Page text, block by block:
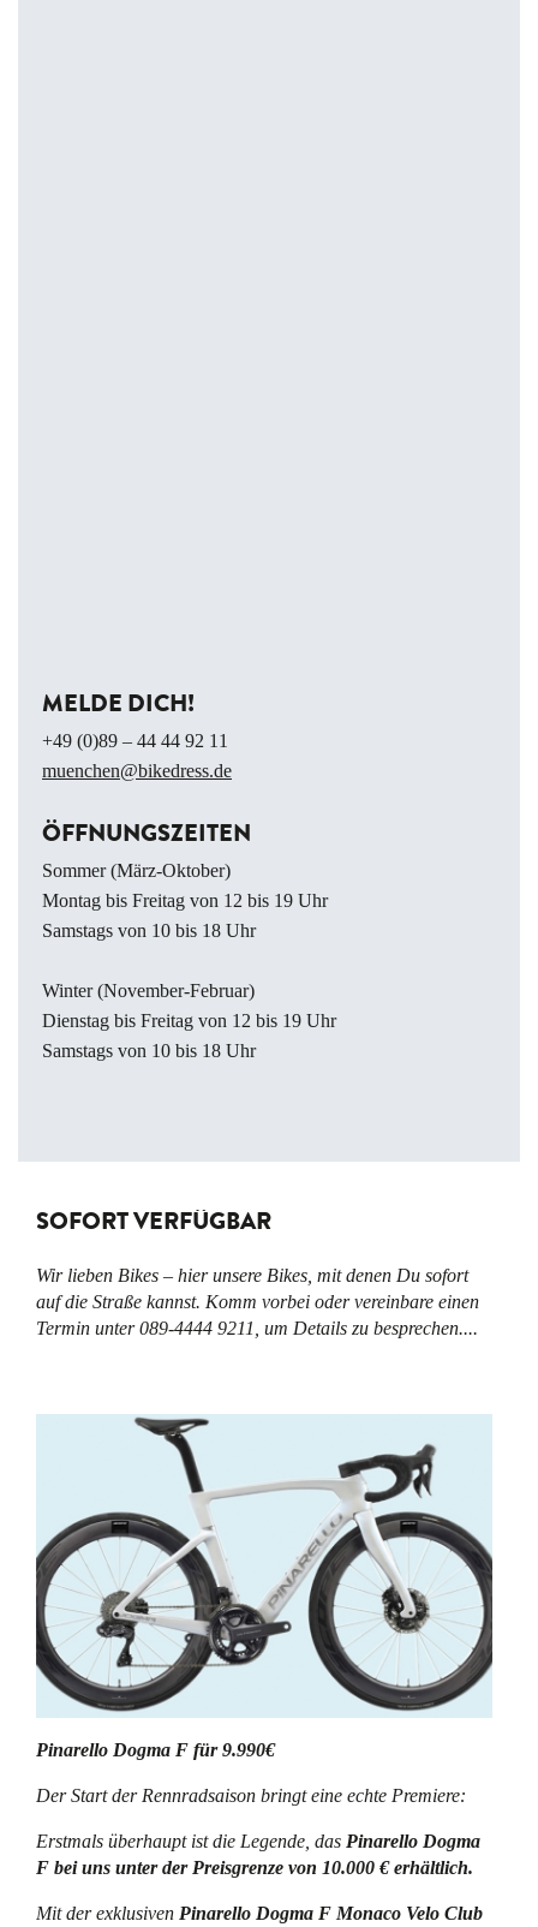
MELDE DICH!
+49 (0)89 – 44 44 92 11
muenchen@bikedress.de
ÖFFNUNGSZEITEN
Sommer (März-Oktober)
Montag bis Freitag von 12 bis 19 Uhr
Samstags von 10 bis 18 Uhr
Winter (November-Februar)
Dienstag bis Freitag von 12 bis 19 Uhr
Samstags von 10 bis 18 Uhr
SOFORT VERFÜGBAR
Wir lieben Bikes – hier unsere Bikes, mit denen Du sofort
auf die Straße kannst. Komm vorbei oder vereinbare einen
Termin unter 089-4444 9211, um Details zu besprechen....
Pinarello Dogma F für 9.990€
Der Start der Rennradsaison bringt eine echte Premiere:
Erstmals überhaupt ist die Legende, das Pinarello Dogma
F bei uns unter der Preisgrenze von 10.000 € erhältlich.
Mit der exklusiven Pinarello Dogma F Monaco Velo Club